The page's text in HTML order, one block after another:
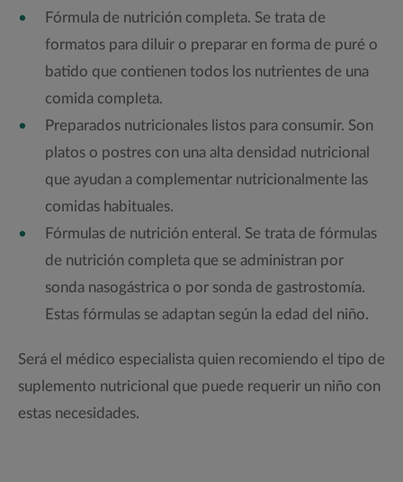
Fórmula de nutrición completa. Se trata de
formatos para diluir o preparar en forma de puré o
batido que contienen todos los nutrientes de una
comida completa.
Preparados nutricionales listos para consumir. Son
platos o postres con una alta densidad nutricional
que ayudan a complementar nutricionalmente las
comidas habituales.
Fórmulas de nutrición enteral. Se trata de fórmulas
de nutrición completa que se administran por
sonda nasogástrica o por sonda de gastrostomía.
Estas fórmulas se adaptan según la edad del niño.
Será el médico especialista quien recomiendo el tipo de
suplemento nutricional que puede requerir un niño con
estas necesidades.